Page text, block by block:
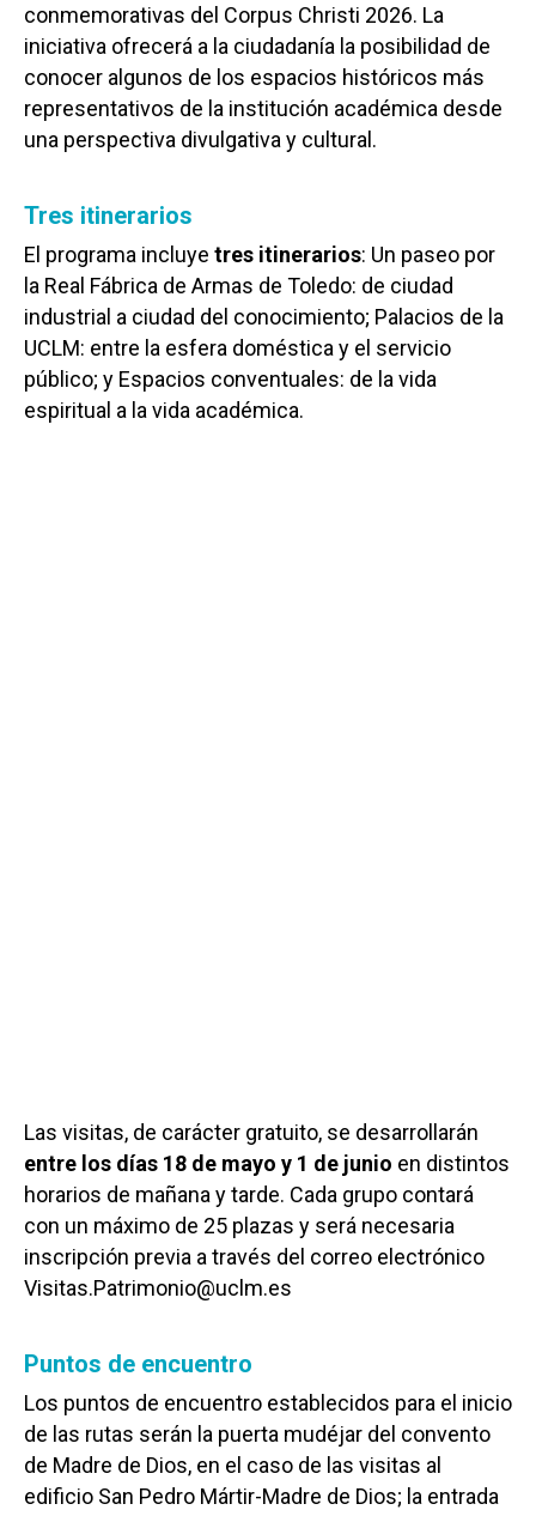
conmemorativas del Corpus Christi 2026. La
iniciativa ofrecerá a la ciudadanía la posibilidad de
conocer algunos de los espacios históricos más
representativos de la institución académica desde
una perspectiva divulgativa y cultural.
Tres itinerarios
El programa incluye tres itinerarios: Un paseo por
la Real Fábrica de Armas de Toledo: de ciudad
industrial a ciudad del conocimiento; Palacios de la
UCLM: entre la esfera doméstica y el servicio
público; y Espacios conventuales: de la vida
espiritual a la vida académica.
Las visitas, de carácter gratuito, se desarrollarán
entre los días 18 de mayo y 1 de junio en distintos
horarios de mañana y tarde. Cada grupo contará
con un máximo de 25 plazas y será necesaria
inscripción previa a través del correo electrónico
Visitas.Patrimonio@uclm.es
Puntos de encuentro
Los puntos de encuentro establecidos para el inicio
de las rutas serán la puerta mudéjar del convento
de Madre de Dios, en el caso de las visitas al
edificio San Pedro Mártir-Madre de Dios; la entrada